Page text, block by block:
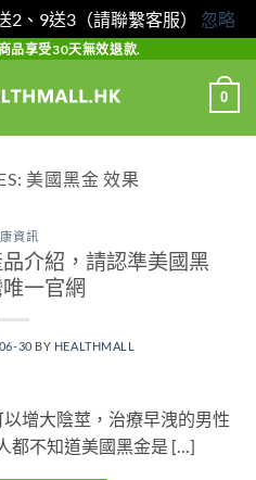
2、9送3（請聯繫客服） 忽略
品享受30天無效退款.
0
美國黑金 效果
資訊
介紹，請認準美國黑
一官網
30 BY HEALTHMALL
增大陰莖，治療早洩的男性
都不知道美國黑金是 […]